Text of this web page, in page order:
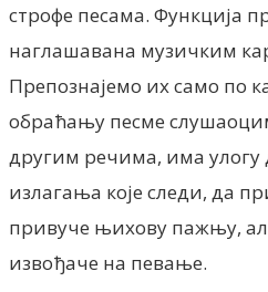
строфе песама. Функција
наглашавана музичким
Препознајемо их само по
обраћању песме
другим речима, има улогу
излагања које следи, да
привуче њихову пажњу,
извођаче на певање.